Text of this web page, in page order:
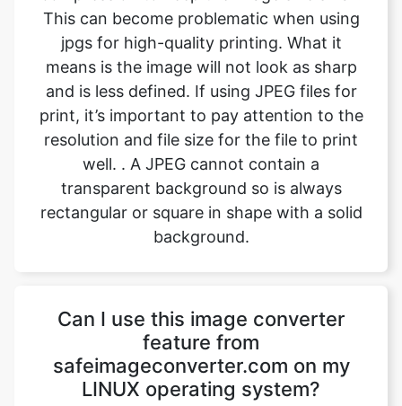
and is less defined. If using JPEG files for
print, it’s important to pay attention to the
resolution and file size for the file to print
well. . A JPEG cannot contain a
transparent background so is always
rectangular or square in shape with a solid
background.
Can I use this image converter
LINUX operating system?
Yes, the image converting feature from
safeimageconverter.com can be used on
any operating system, even LINUX. It is